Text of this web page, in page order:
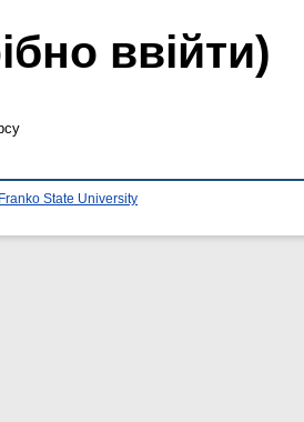
ввійти)
State University